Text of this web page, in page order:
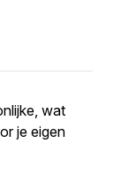
wat
je eigen